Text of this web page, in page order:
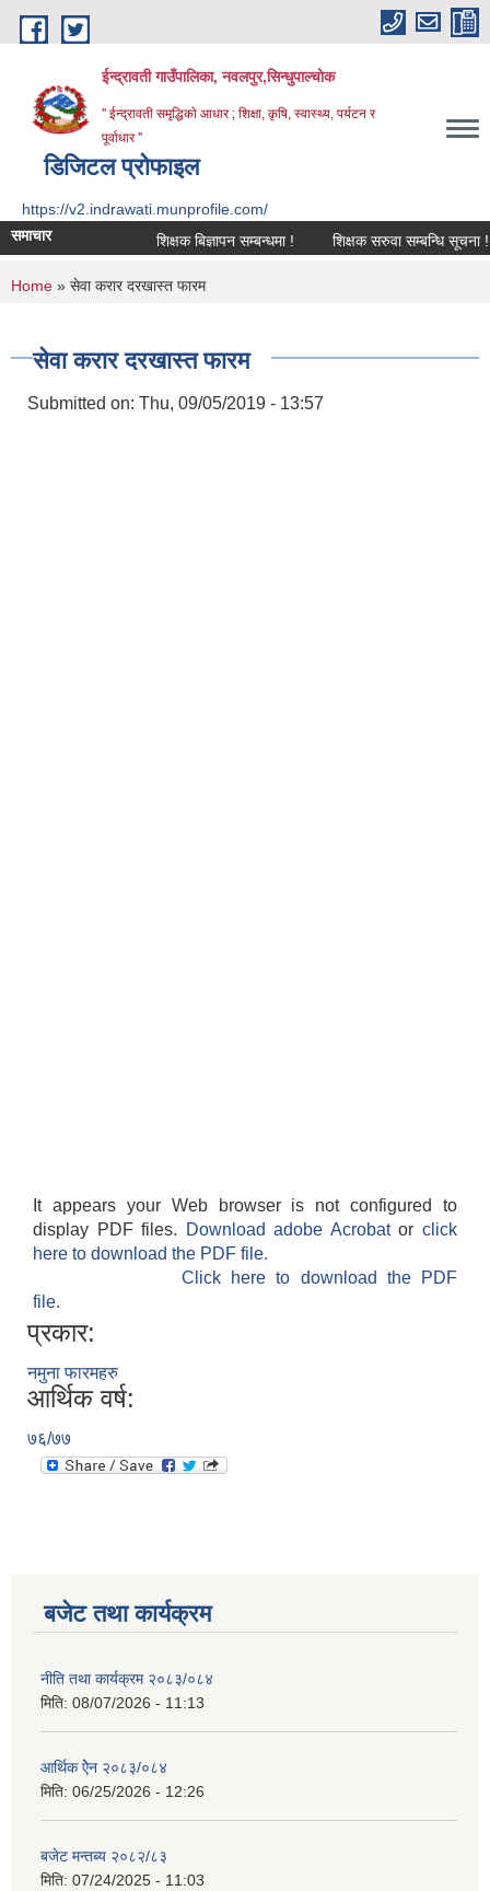
Skip to main content
ईन्द्रावती गाउँपालिका, नवलपुर,सिन्धुपाल्चाेक
'' ईन्द्रावती समृद्धिकाे आधार ; शिक्षा, कृषि, स्वास्थ्य, पर्यटन र
पूर्वाधार ''
डिजिटल प्रोफाइल
https://v2.indrawati.munprofile.com/
समाचार
शिक्षक बिज्ञापन सम्बन्धमा ! शिक्षक सरुवा सम्बन्धि सूचना !
You are here
Home » सेवा करार दरखास्त फारम
सेवा करार दरखास्त फारम
Submitted on: Thu, 09/05/2019 - 13:57
It appears your Web browser is not configured to
display PDF files.
Download adobe Acrobatorclick
here to download the PDF file.
Click here to download the PDF
file.
प्रकार:
नमुना फारमहरु
आर्थिक वर्ष:
७६/७७
बजेट तथा कार्यक्रम
नीति तथा कार्यक्रम २०८३/०८४
मिति: 08/07/2026 - 11:13
आर्थिक ऐेन २०८३/०८४
मिति: 06/25/2026 - 12:26
बजेट मन्तब्य २०८२/८३
मिति: 07/24/2025 - 11:03